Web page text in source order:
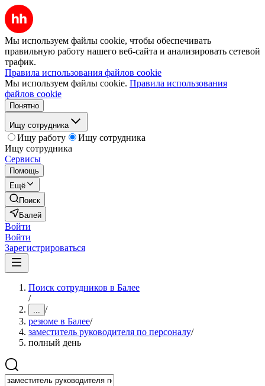
Мы используем файлы cookie, чтобы обеспечивать
правильную работу нашего веб-сайта и анализировать сетевой
трафик.
Правила использования файлов cookie
Мы используем файлы cookie. Правила использования
файлов cookie
Понятно
Ищу сотрудника
Ищу работу
Ищу сотрудника
Ищу сотрудника
Сервисы
Помощь
Ещё
Поиск
Балей
Войти
Войти
Зарегистрироваться
Поиск сотрудников в Балее
/
... /
резюме в Балее/
заместитель руководителя по персоналу/
полный день